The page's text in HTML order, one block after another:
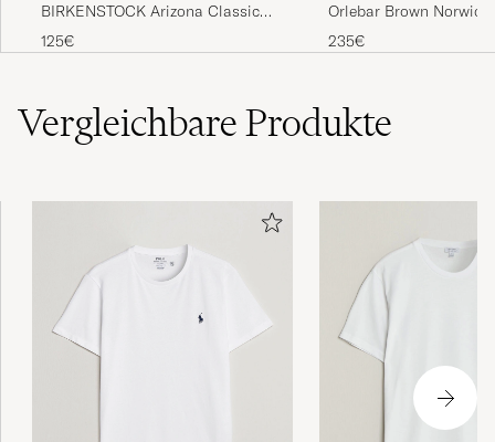
BIRKENSTOCK Arizona Classic
Footbed Habana Oiled Leather
125€
Orlebar Brown Norwich
Shorts Navy
235€
VergleichbareProdukte